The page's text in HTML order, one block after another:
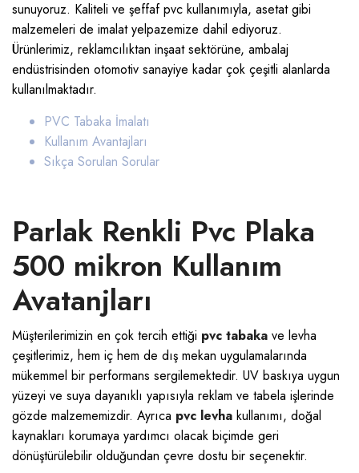
sunuyoruz. Kaliteli ve şeffaf pvc kullanımıyla, asetat gibi
malzemeleri de imalat yelpazemize dahil ediyoruz.
Ürünlerimiz, reklamcılıktan inşaat sektörüne, ambalaj
endüstrisinden otomotiv sanayiye kadar çok çeşitli alanlarda
kullanılmaktadır.
PVC Tabaka İmalatı
Kullanım Avantajları
Sıkça Sorulan Sorular
Parlak Renkli Pvc Plaka
500 mikron Kullanım
Avatanjları
Müşterilerimizin en çok tercih ettiği pvc tabaka ve levha
çeşitlerimiz, hem iç hem de dış mekan uygulamalarında
mükemmel bir performans sergilemektedir. UV baskıya uygun
yüzeyi ve suya dayanıklı yapısıyla reklam ve tabela işlerinde
gözde malzememizdir. Ayrıca pvc levha kullanımı, doğal
kaynakları korumaya yardımcı olacak biçimde geri
dönüştürülebilir olduğundan çevre dostu bir seçenektir.